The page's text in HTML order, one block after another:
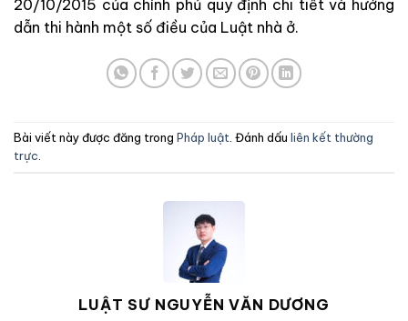
20/10/2015 của chính phủ quy định chi tiết và hướng
dẫn thi hành một số điều của Luật nhà ở.
Bài viết này được đăng trong Pháp luật. Đánh dấu liên kết thường
trực.
LUẬT SƯ NGUYỄN VĂN DƯƠNG